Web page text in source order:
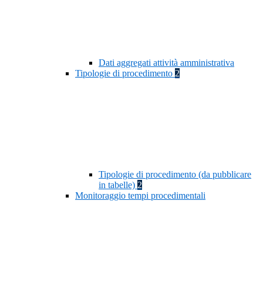
Dati aggregati attività amministrativa
Tipologie di procedimento 2
Tipologie di procedimento (da pubblicare
in tabelle) 2
Monitoraggio tempi procedimentali